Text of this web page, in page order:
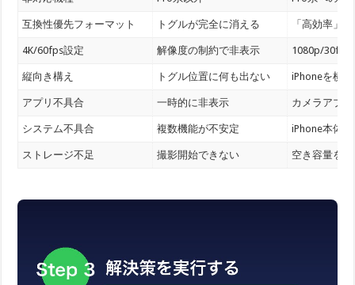
互換性優先フォーマット トグルが完全に消える 「高効率」
4K/60fps設定 解像度の制約で非表示 1080p/30fps
縦向き構え トグル位置に何も出ない iPhoneを横
アプリ不具合 一時的に非表示 カメラアプ
システム不具合 複数機能が不安定 iPhone本体
ストレージ不足 撮影開始できない 空き容量を